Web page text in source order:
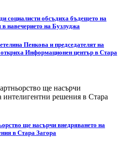
социалисти обсъдиха бъдещето на
навечерието на Бузлуджа
Пенкова и председателят на
Информационен център в Стара
ще насърчи внедряването на
в Стара Загора